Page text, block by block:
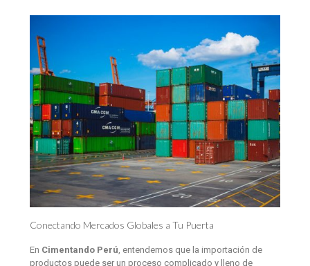
Conectando Mercados Globales a Tu Puerta
En Cimentando Perú, entendemos que la importación de
productos puede ser un proceso complicado y lleno de